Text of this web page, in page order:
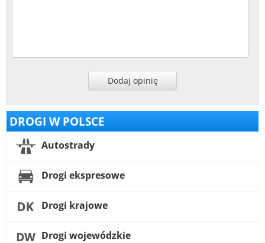
Dodaj opinię
DROGI W POLSCE
Autostrady
Drogi ekspresowe
Drogi krajowe
Drogi wojewódzkie